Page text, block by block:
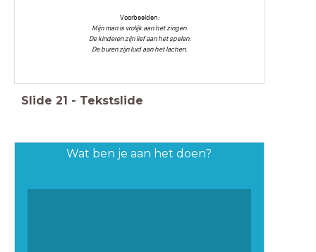
Voorbeelden:
Mijn man is vrolijk aan het zingen.
De kinderen zijn lief aan het spelen.
De buren zijn luid aan het lachen.
Slide 21 - Tekstslide
Wat ben je aan het doen?